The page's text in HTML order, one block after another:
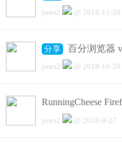
jmes2 @ 2018-11-28
分享 百分浏览器
jmes2 @ 2018-10-28
RunningCheese
jmes2 @ 2018-9-27